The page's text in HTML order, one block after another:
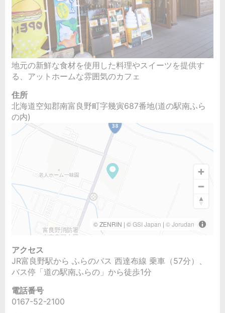
地元の新鮮な食材を使用した料理やスイーツを提供す
る、アットホームな雰囲気のカフェ
住所
北海道空知郡南富良野町字幾寅687番地(道の駅南ふら
の内)
アクセス
JR富良野駅から ふらのバス 西達布線 乗車（57分）、
バス停「道の駅南ふらの」から徒歩1分
電話番号
0167-52-2100